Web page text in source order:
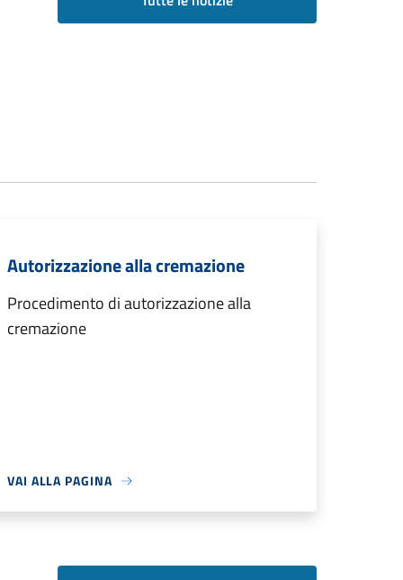
Autorizzazione alla cremazione
Procedimento di autorizzazione alla
cremazione
VAI ALLA PAGINA